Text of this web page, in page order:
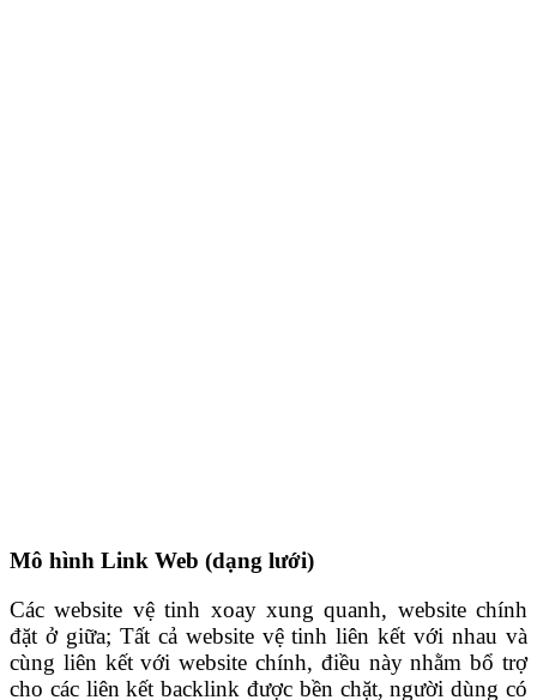
Mô hình Link Web (dạng lưới)
Các website vệ tinh xoay xung quanh, website chính
đặt ở giữa; Tất cả website vệ tinh liên kết với nhau và
cùng liên kết với website chính, điều này nhằm bổ trợ
cho các liên kết backlink được bền chặt, người dùng có